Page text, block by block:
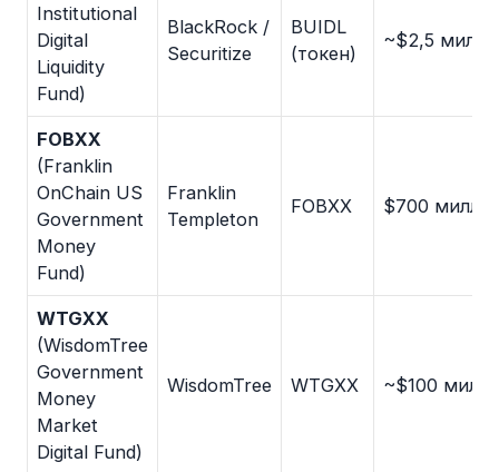
Institutional
Digital
Liquidity
Fund)
BlackRock /
Securitize
BUIDL
(токен)
~$2,5
FOBXX
(Franklin
OnChain US
Government
Money
Fund)
Franklin
Templeton
FOBXX $700
WTGXX
(WisdomTree
Government
Money
Market
Digital Fund)
WisdomTree WTGXX ~$100